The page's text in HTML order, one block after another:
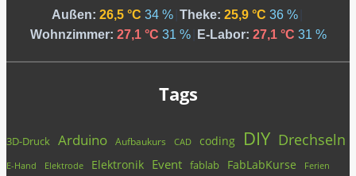
Außen: 26,5 °C 34 % Theke: 25,9 °C 36 %
Wohnzimmer: 27,1 °C 31 % E-Labor: 27,1 °C 31 %
Tags
3D-Druck Arduino Aufbaukurs CAD coding DIY Drechseln
E-Hand Elektrode Elektronik Event fablab FabLabKurse Ferien